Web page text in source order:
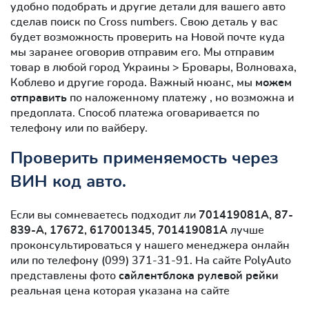
удобно подобрать и другие детали для вашего авто
сделав поиск по Cross numbers. Свою деталь у вас
будет возможность проверить на Новой почте куда
мы заранее оговорив отправим его. Мы отправим
товар в любой город Украины > Бровары, Волноваха,
Коблево и другие города. Важный нюанс, мы можем
отправить по наложенному платежу , но возможна и
предоплата. Способ платежа оговаривается по
телефону или по вайберу.
Проверить применяемость через
ВИН код авто.
Если вы сомневаетесь подходит ли 701419081A, 87-
839-A, 17672, 617001345, 701419081A лучше
проконсультироваться у нашего менеджера онлайн
или по телефону (099) 371-31-91. На сайте PolyAuto
представлены фото сайлентблокa рулевой рейки
реальная цена которая указана на сайте